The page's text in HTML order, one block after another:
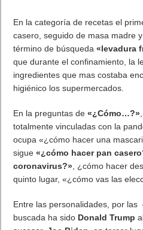
En la categoría de recetas el
casero, seguido de masa madre
término de búsqueda«levadura
que durante el confinamiento, la
ingredientes que mas costaba
higiénico los supermercados.
En la preguntas de «¿Cómo…?»
totalmente vinculadas con la
ocupa «¿cómo hacer una
sigue«¿cómo hacer pan
coronavirus?» , ¿cómo hacer
quinto lugar, «¿cómo vas las
Entre las personalidades, por
buscada ha sido Donald Trump